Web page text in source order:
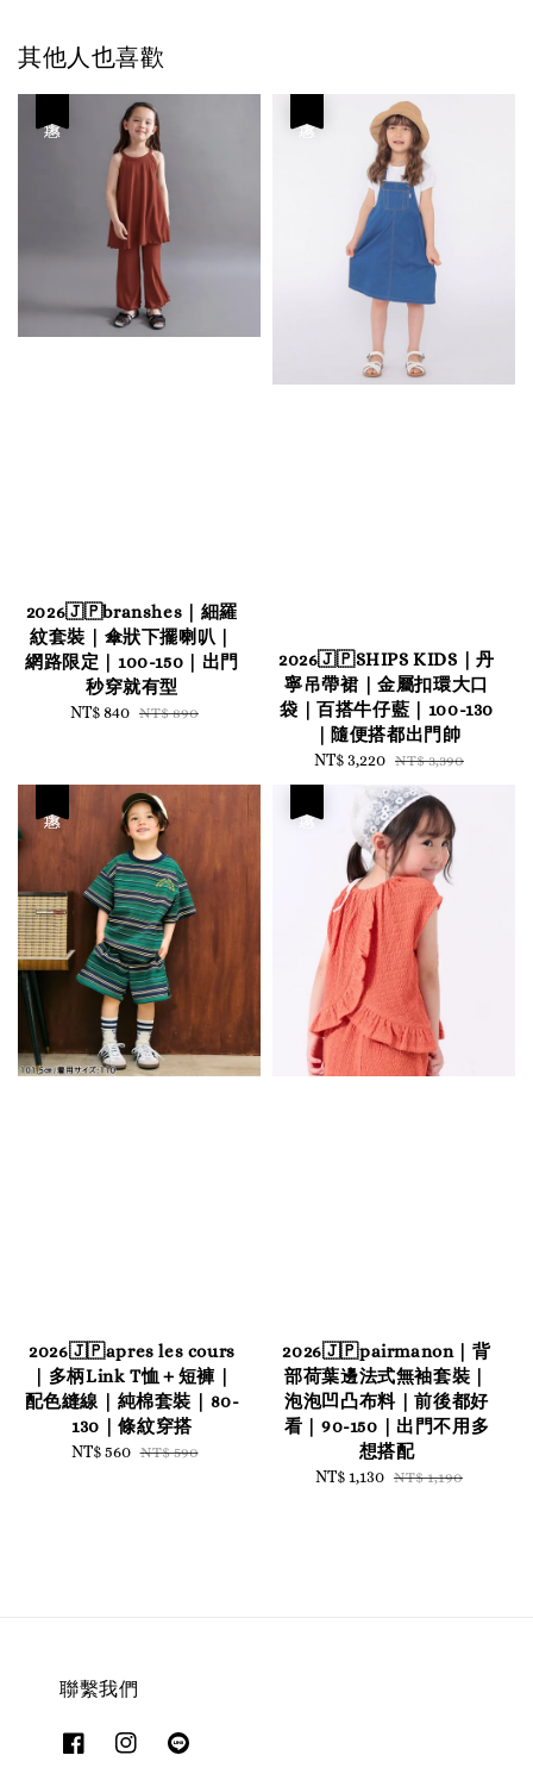
其他人也喜歡
2026🇯🇵branshes｜細羅
紋套裝｜傘狀下擺喇叭｜
網路限定｜100-150｜出門
秒穿就有型
Sale
NT$ 840 Regular
NT$ 890
2026🇯🇵SHIPS KIDS｜丹
寧吊帶裙｜金屬扣環大口
袋｜百搭牛仔藍｜100-130
｜隨便搭都出門帥
Sale
price
NT$ 3,220 Regular
price
NT$ 3,390
2026🇯🇵apres les cours
｜多柄Link T恤＋短褲｜
配色縫線｜純棉套裝｜80-
130｜條紋穿搭
Sale
NT$ 560 Regular
NT$ 590
2026🇯🇵pairmanon｜背
部荷葉邊法式無袖套裝｜
泡泡凹凸布料｜前後都好
看｜90-150｜出門不用多
想搭配
Sale
NT$ 1,130 Regular
NT$ 1,190
聯繫我們